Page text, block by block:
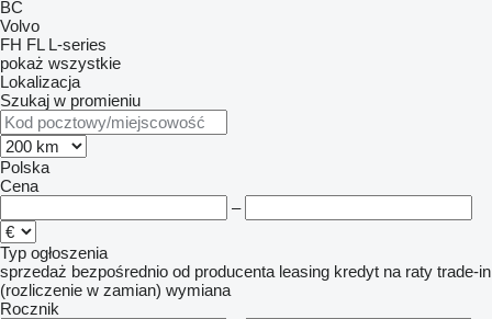
BC
Volvo
FH FL L-series
pokaż wszystkie
Lokalizacja
Szukaj w promieniu
Polska
Cena
–
Typ ogłoszenia
sprzedaż bezpośrednio od producenta leasing kredyt na raty trade-in
(rozliczenie w zamian) wymiana
Rocznik